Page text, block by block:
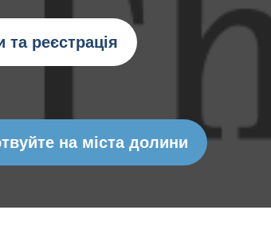
та реєстрація
на міста долини